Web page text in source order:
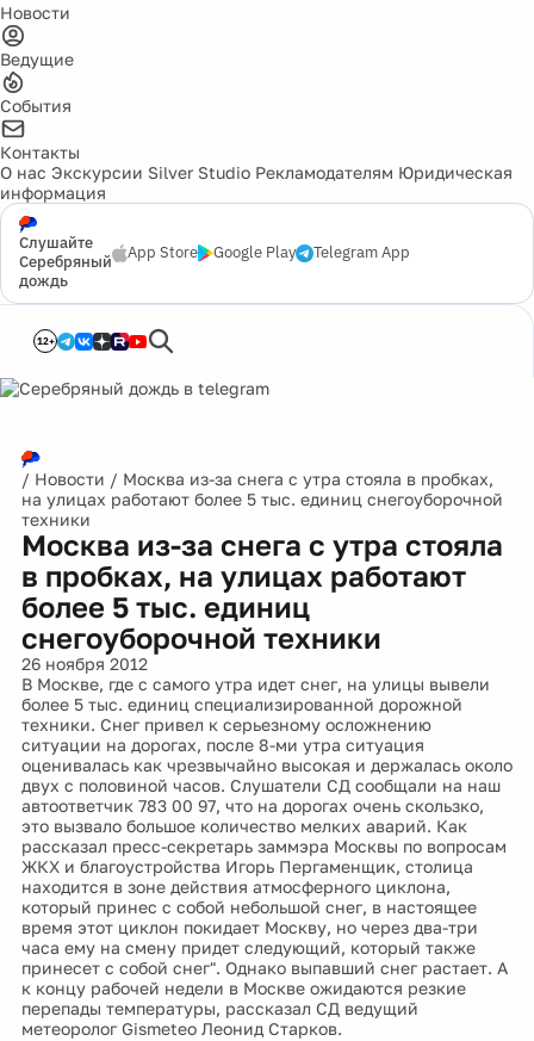
Новости
Ведущие
События
Контакты
О нас Экскурсии Silver Studio Рекламодателям Юридическая
информация
Слушайте
Серебряный
дождь
App Store Google Play Telegram App
12+
/ Новости / Москва из-за снега с утра стояла в пробках,
на улицах работают более 5 тыс. единиц снегоуборочной
техники
Москва из-за снега с утра стояла
в пробках, на улицах работают
более 5 тыс. единиц
снегоуборочной техники
26 ноября 2012
В Москве, где с самого утра идет снег, на улицы вывели
более 5 тыс. единиц специализированной дорожной
техники. Снег привел к серьезному осложнению
ситуации на дорогах, после 8-ми утра ситуация
оценивалась как чрезвычайно высокая и держалась около
двух с половиной часов. Слушатели СД сообщали на наш
автоответчик 783 00 97, что на дорогах очень скользко,
это вызвало большое количество мелких аварий. Как
рассказал пресс-секретарь заммэра Москвы по вопросам
ЖКХ и благоустройства Игорь Пергаменщик, столица
находится в зоне действия атмосферного циклона,
который принес с собой небольшой снег, в настоящее
время этот циклон покидает Москву, но через два-три
часа ему на смену придет следующий, который также
принесет с собой снег". Однако выпавший снег растает. А
к концу рабочей недели в Москве ожидаются резкие
перепады температуры, рассказал СД ведущий
метеоролог Gismeteo Леонид Старков.